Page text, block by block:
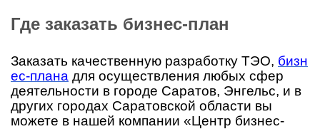
Где заказать бизнес-план
Заказать качественную разработку ТЭО, бизн
ес-плана для осуществления любых сфер
деятельности в городе Саратов, Энгельс, и в
других городах Саратовской области вы
можете в нашей компании «Центр бизнес-